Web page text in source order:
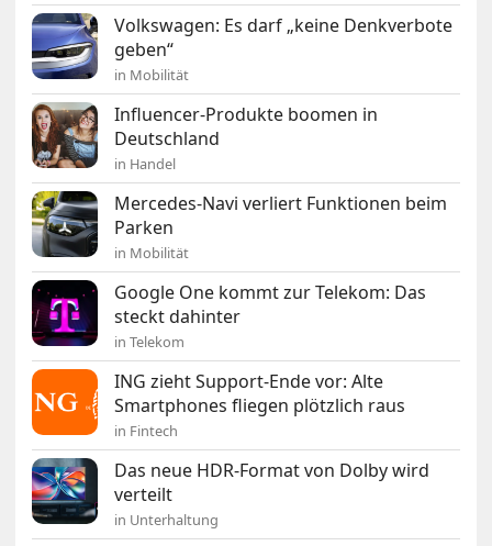
Volkswagen: Es darf „keine Denkverbote
geben“
in Mobilität
Influencer-Produkte boomen in
Deutschland
in Handel
Mercedes-Navi verliert Funktionen beim
Parken
in Mobilität
Google One kommt zur Telekom: Das
steckt dahinter
in Telekom
ING zieht Support-Ende vor: Alte
Smartphones fliegen plötzlich raus
in Fintech
Das neue HDR-Format von Dolby wird
verteilt
in Unterhaltung